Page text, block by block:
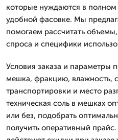
которые нуждаются в
удобной фасовке. Мы
помогаем рассчитать
спроса и специфики
Условия заказа и параметры
мешка, фракцию, влажность,
транспортировки и место
техническая соль в мешках
или без, подобрать
получить оперативный